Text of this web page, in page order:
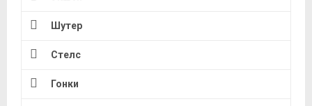
Шутер
Стелс
Гонки